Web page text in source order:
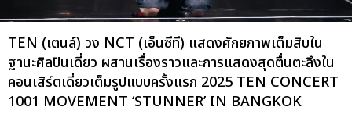
TEN (เตนล์) วง NCT (เอ็นซีที) แสดงศักยภาพเต็มสิบใน
ฐานะศิลปินเดี่ยว ผสานเรื่องราวและการแสดงสุดตื่นตะลึงใน
คอนเสิร์ตเดี่ยวเต็มรูปแบบครั้งแรก 2025 TEN CONCERT
1001 MOVEMENT ‘STUNNER’ IN BANGKOK